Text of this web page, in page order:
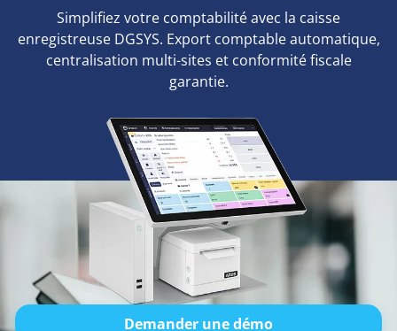
Simplifiez votre comptabilité avec la caisse
enregistreuse DGSYS. Export comptable automatique,
centralisation multi-sites et conformité fiscale
garantie.
Demander une démo